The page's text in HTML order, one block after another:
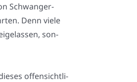
Schwan­ger­
Denn vie­le
son­
offen­sicht­li­